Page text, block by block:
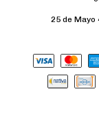
25 de Mayo